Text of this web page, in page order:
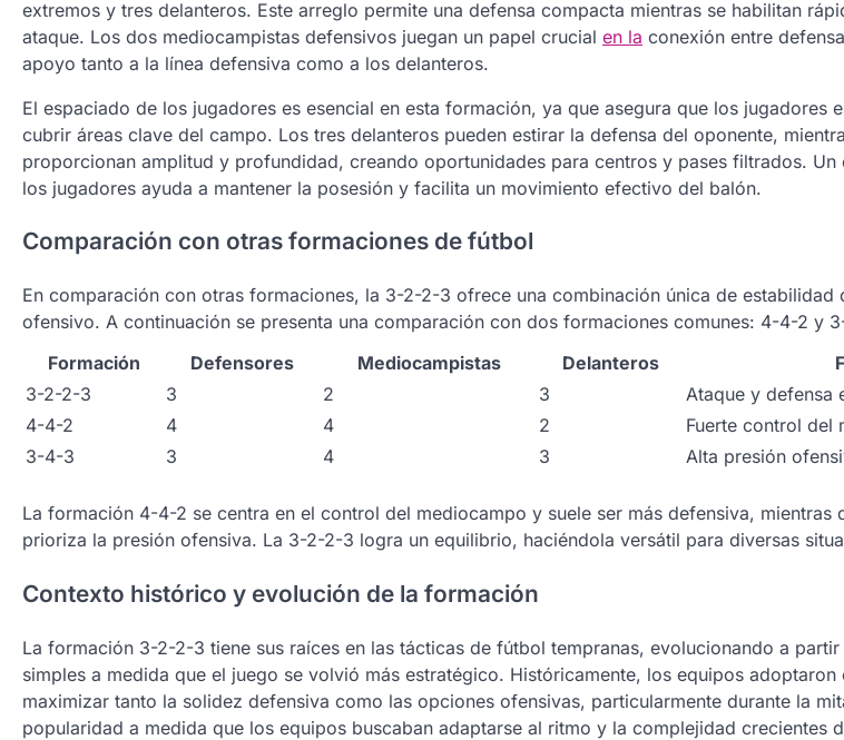
extremos y tres delanteros. Este arreglo permite una defensa compacta mientras se habilitan
ataque. Los dos mediocampistas defensivos juegan un papel crucial en la conexión entre
apoyo tanto a la línea defensiva como a los delanteros.
El espaciado de los jugadores es esencial en esta formación, ya que asegura que los jugadores
cubrir áreas clave del campo. Los tres delanteros pueden estirar la defensa del oponente,
proporcionan amplitud y profundidad, creando oportunidades para centros y pases filtrados. Un
los jugadores ayuda a mantener la posesión y facilita un movimiento efectivo del balón.
Comparación con otras formaciones de fútbol
En comparación con otras formaciones, la 3-2-2-3 ofrece una combinación única de estabilidad
ofensivo. A continuación se presenta una comparación con dos formaciones comunes: 4-4-2 y
Formación
Defensores Mediocampistas Delanteros
3-2-2-3
3 2 3
Ataque y defensa
4-4-2
4 4 2
Fuerte control del
3-4-3
3 4 3 Alta presión
La formación 4-4-2 se centra en el control del mediocampo y suele ser más defensiva,
prioriza la presión ofensiva. La 3-2-2-3 logra un equilibrio, haciéndola versátil para diversas
Contexto histórico y evolución de la formación
La formación 3-2-2-3 tiene sus raíces en las tácticas de fútbol tempranas, evolucionando a
simples a medida que el juego se volvió más estratégico. Históricamente, los equipos adoptaron
maximizar tanto la solidez defensiva como las opciones ofensivas, particularmente durante la
popularidad a medida que los equipos buscaban adaptarse al ritmo y la complejidad crecientes